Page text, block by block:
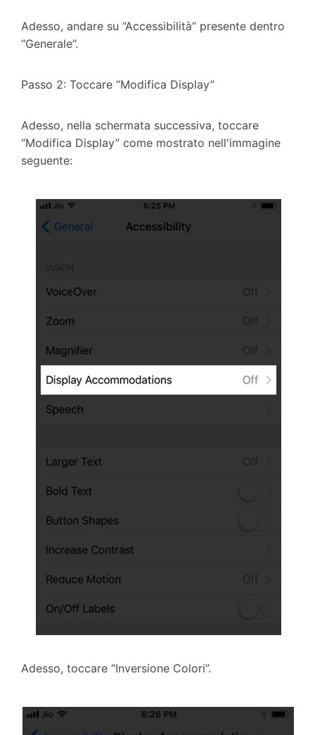
Adesso, andare su “Accessibilità” presente dentro
“Generale”.
Passo 2: Toccare “Modifica Display”
Adesso, nella schermata successiva, toccare
“Modifica Display” come mostrato nell'immagine
seguente:
Adesso, toccare “Inversione Colori”.